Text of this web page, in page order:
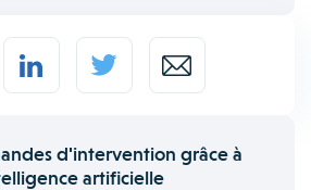
d'intervention grâce à
artificielle